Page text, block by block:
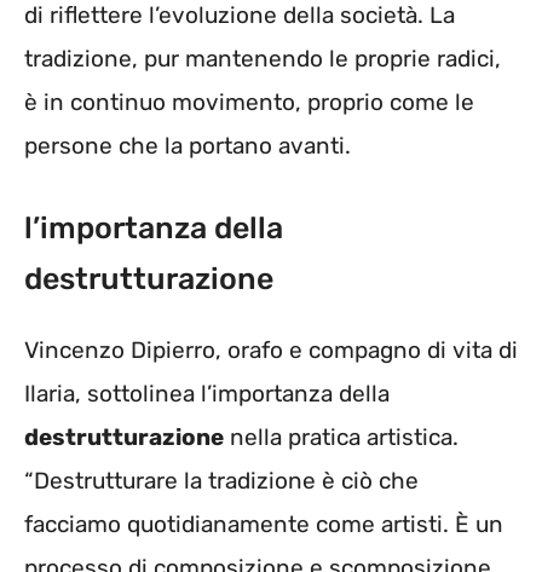
di riflettere l’evoluzione della società. La
tradizione, pur mantenendo le proprie radici,
è in continuo movimento, proprio come le
persone che la portano avanti.
l’importanza della
destrutturazione
Vincenzo Dipierro, orafo e compagno di vita di
Ilaria, sottolinea l’importanza della
destrutturazione nella pratica artistica.
“Destrutturare la tradizione è ciò che
facciamo quotidianamente come artisti. È un